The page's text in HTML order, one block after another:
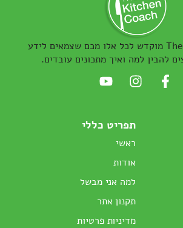
TheKitchenCoach מוקדש לכל אלו מכם שצמאים לידע
להבין למה ואיך מתכונים עובדים.
תפריט כללי
ראשי
אודות
למה אני מבשל
תקנון אתר
מדיניות פרטיות